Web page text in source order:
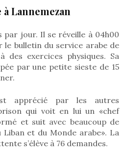
Lannemezan
par jour. Il se réveille à 04h00
bulletin du service arabe de
des exercices physiques. Sa
par une petite sieste de 15
apprécié par les autres
qui voit en lui un «chef
et suit avec beaucoup de
et du Monde arabe». La
s’élève à 76 demandes.